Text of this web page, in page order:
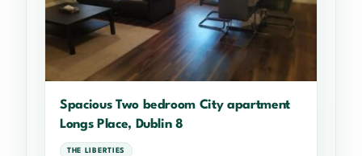
Spacious Two bedroom City apartment
Longs Place, Dublin 8
THE LIBERTIES